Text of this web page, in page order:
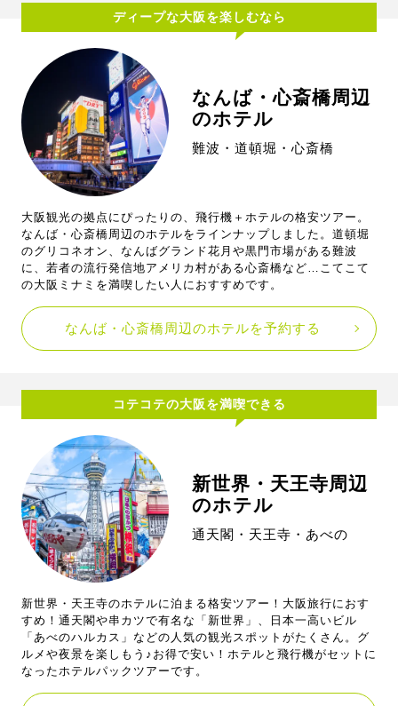
ディープな大阪を楽しむなら
なんば・心斎橋周辺
のホテル
難波・道頓堀・心斎橋
大阪観光の拠点にぴったりの、飛行機＋ホテルの格安ツアー。
なんば・心斎橋周辺のホテルをラインナップしました。道頓堀
のグリコネオン、なんばグランド花月や黒門市場がある難波
に、若者の流行発信地アメリカ村がある心斎橋など…こてこて
の大阪ミナミを満喫したい人におすすめです。
なんば・心斎橋周辺のホテルを予約する
コテコテの大阪を満喫できる
新世界・天王寺周辺
のホテル
通天閣・天王寺・あべの
新世界・天王寺のホテルに泊まる格安ツアー！大阪旅行におす
すめ！通天閣や串カツで有名な「新世界」、日本一高いビル
「あべのハルカス」などの人気の観光スポットがたくさん。グ
ルメや夜景を楽しもう♪お得で安い！ホテルと飛行機がセットに
なったホテルパックツアーです。